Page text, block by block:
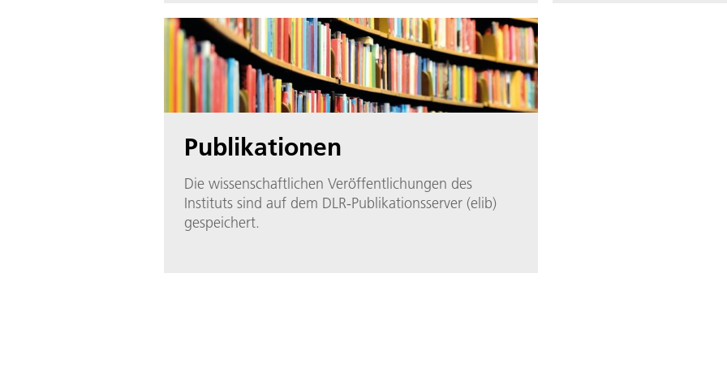
Publikationen
Die wissenschaftlichen Veröffentlichungen des
Instituts sind auf dem DLR-Publikationsserver (elib)
gespeichert.